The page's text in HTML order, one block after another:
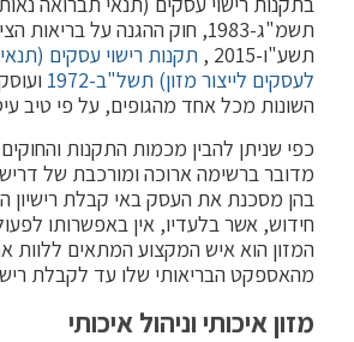
תשמ"ג-1983, חוק ההגנה על בריאות
תשע"ו-2015 ,
תקנות רישוי עסקים
לעסקים לייצור מזון) תשל"ב-1972
השונות מכל אחד מהגופים, על פי טיב
כפי שניתן להבין מכמות התקנות
מדובר ברשימה ארוכה ומורכבת של
בהן מסכנת את העסק באי קבלת רישיון
חידוש, אשר בלעדיו, אין באפשרותו
המזון הוא איש המקצוע המתאים ללוות
מהאספקט הבריאותי שלו עד לקבלת
מזון איכותי וניהול איכותי